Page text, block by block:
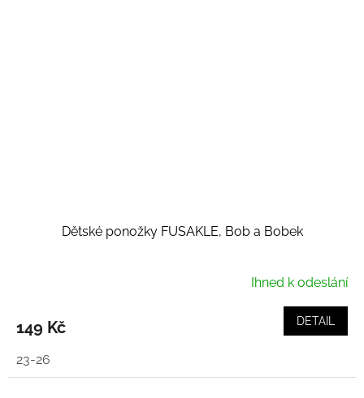
Dětské ponožky FUSAKLE, Bob a Bobek
Ihned k odeslání
149 Kč DETAIL
23-26